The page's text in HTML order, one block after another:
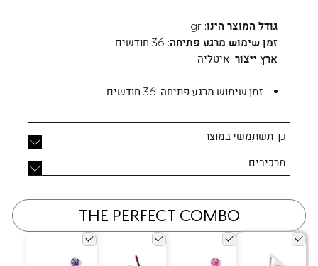
כך תשתמשי במוצר
מרכיבים
גודל המוצר הינו:gr
זמן שימוש מרגע פתיחה: 36 חודשים
ארץ ייצור: איטליה
זמן שימוש מרגע פתיחה: 36 חודשים
THE PERFECT COMBO